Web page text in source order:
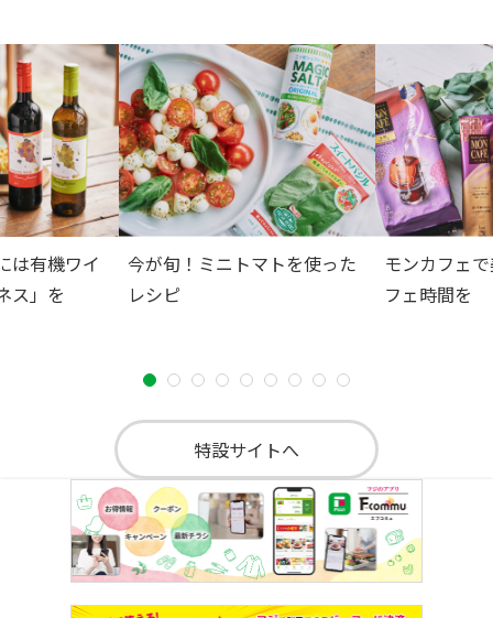
は有機ワイ
ス」を
今が旬！ミニトマトを使った
レシピ
モンカフェ
フェ時間を
特設サイトへ